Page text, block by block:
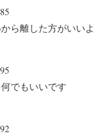
ら離した方がいいよ
でもいいです